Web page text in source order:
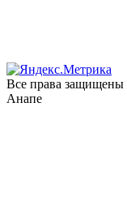
Все права
Анапе